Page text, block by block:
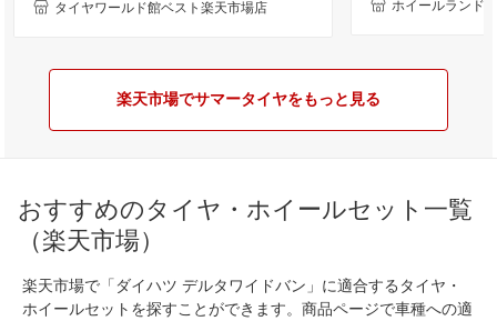
タイヤワールド館ベスト楽天市場店
RV-03 205/60-16
ホイールランド
楽天市場でサマータイヤをもっと見る
おすすめのタイヤ・ホイールセット一覧
（楽天市場）
楽天市場で「ダイハツ デルタワイドバン」に適合するタイヤ・
ホイールセットを探すことができます。商品ページで車種への適